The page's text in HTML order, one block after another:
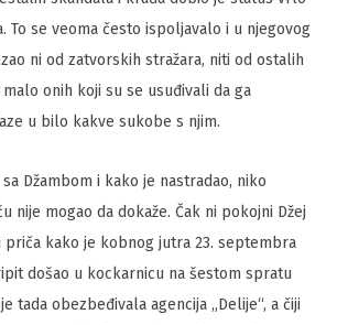
To se veoma često ispoljavalo i u njegovog
ni od zatvorskih stražara, niti od ostalih
onih koji su se usuđivali da ga
u bilo kakve sukobe s njim.
Džambom i kako je nastradao, niko
nije mogao da dokaže. Čak ni pokojni Džej
priča kako je kobnog jutra 23. septembra
došao u kockarnicu na šestom spratu
tada obezbeđivala agencija „Delije“, a čiji